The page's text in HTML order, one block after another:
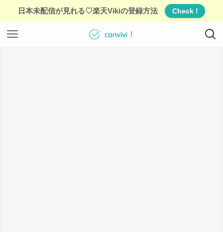
日本未配信が見れる♡楽天Vikiの登録方法 Check !